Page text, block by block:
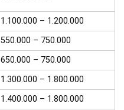
1.100.000 – 1.200.000
550.000 – 750.000
650.000 – 750.000
1.300.000 – 1.800.000
1.400.000 – 1.800.000